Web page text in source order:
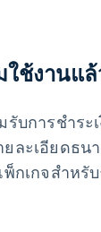
ใช้งานแ
รับการชำระ
ละเอียดธน
พ็กเกจสำห